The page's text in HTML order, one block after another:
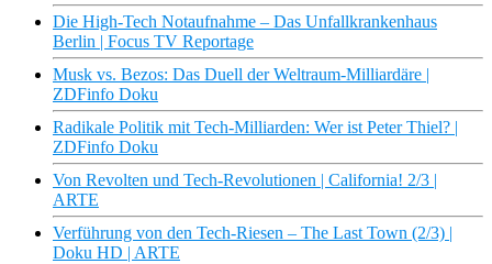
Die High-Tech Notaufnahme – Das Unfallkrankenhaus
Berlin | Focus TV Reportage
Musk vs. Bezos: Das Duell der Weltraum-Milliardäre |
ZDFinfo Doku
Radikale Politik mit Tech-Milliarden: Wer ist Peter Thiel? |
ZDFinfo Doku
Von Revolten und Tech-Revolutionen | California! 2/3 |
ARTE
Verführung von den Tech-Riesen – The Last Town (2/3) |
Doku HD | ARTE